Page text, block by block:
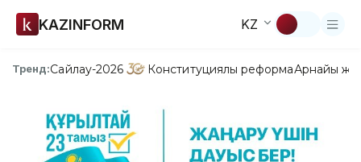
KAZINFORM KZ
Тренд:Сайлау-2026 Конституциялық реформаАрнайы